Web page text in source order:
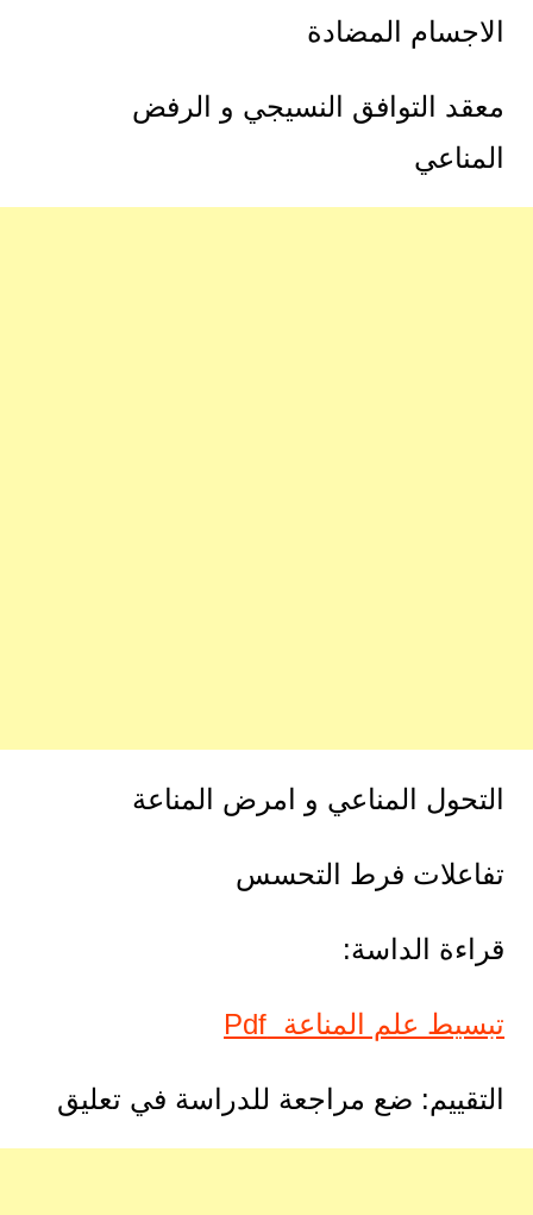
الاجسام المضادة
معقد التوافق النسيجي و الرفض
المناعي
التحول المناعي و امرض المناعة
تفاعلات فرط التحسس
قراءة الداسة:
تبسيط علم المناعة Pdf
التقييم: ضع مراجعة للدراسة في تعليق